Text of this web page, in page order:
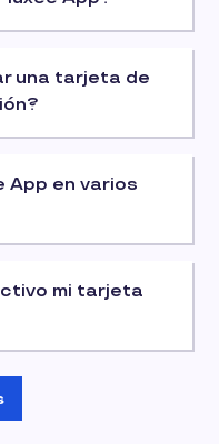
una tarjeta de
App en varios
mi tarjeta